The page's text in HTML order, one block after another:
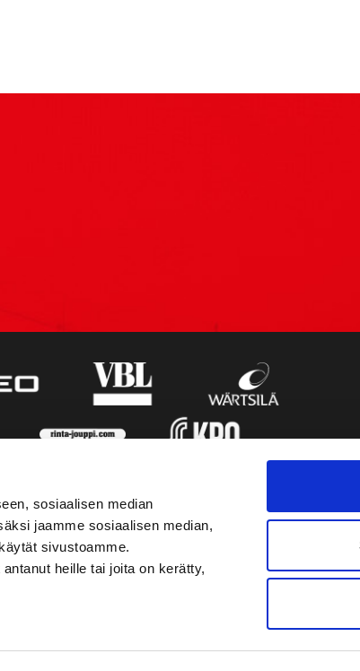
sosiaalisen median
jaamme sosiaalisen median,
sivustoamme.
heille tai joita on kerätty,
MEDIA VAASAN